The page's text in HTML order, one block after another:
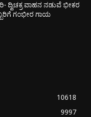
ದ್ವಿಚಕ್ರ ವಾಹನ ನಡುವೆ ಭೀಕರ
ಗಂಭೀರ ಗಾಯ
10618
9997